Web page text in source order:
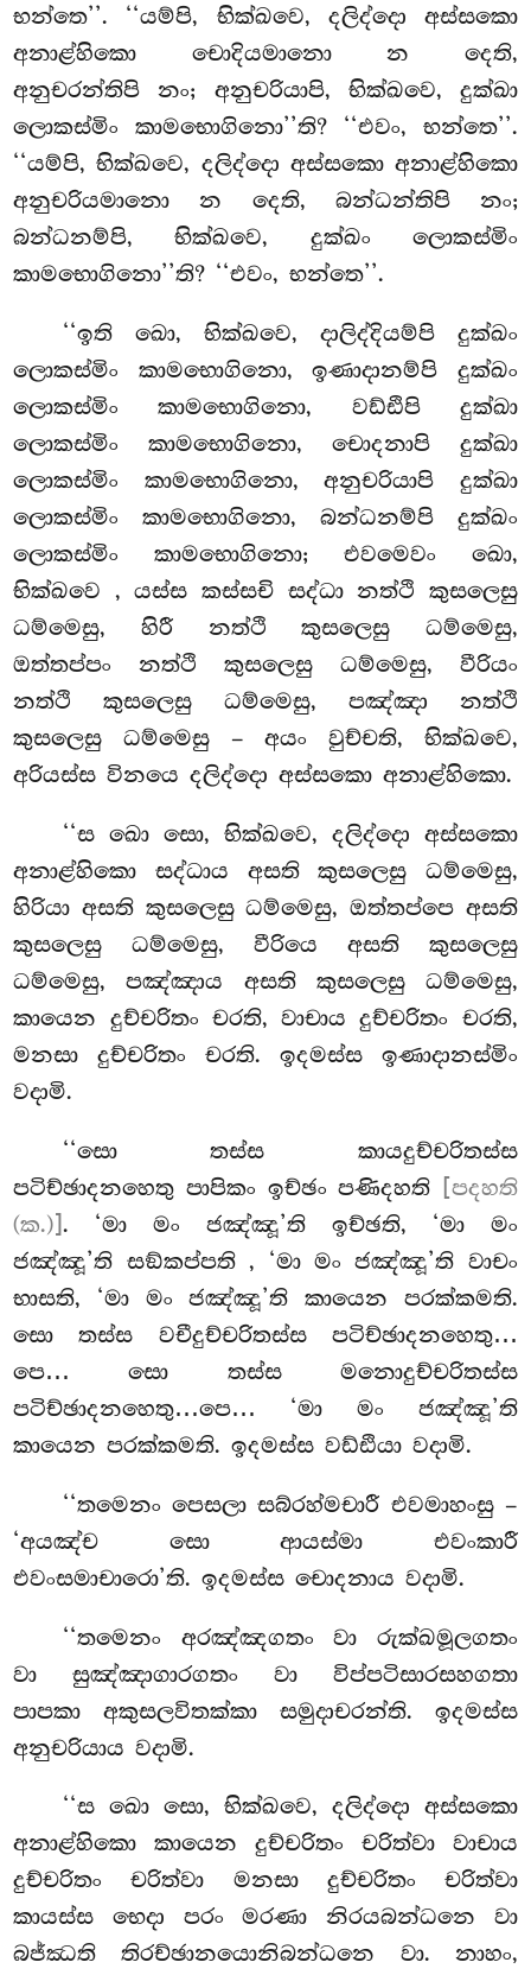
භන්තෙ’’. ‘‘යම්පි, භික්ඛවෙ, දලිද්දො අස්සකො
අනාළ්හිකො චොදියමානො න දෙති,
අනුචරන්තිපි නං; අනුචරියාපි, භික්ඛවෙ, දුක්ඛා
ලොකස්මිං කාමභොගිනො’’ති? ‘‘එවං, භන්තෙ’’.
‘‘යම්පි, භික්ඛවෙ, දලිද්දො අස්සකො අනාළ්හිකො
අනුචරියමානො න දෙති, බන්ධන්තිපි නං;
බන්ධනම්පි, භික්ඛවෙ, දුක්ඛං ලොකස්මිං
කාමභොගිනො’’ති? ‘‘එවං, භන්තෙ’’.
‘‘ඉති ඛො, භික්ඛවෙ, දාලිද්දියම්පි දුක්ඛං
ලොකස්මිං කාමභොගිනො, ඉණාදානම්පි දුක්ඛං
ලොකස්මිං කාමභොගිනො, වඩ්ඪිපි දුක්ඛා
ලොකස්මිං කාමභොගිනො, චොදනාපි දුක්ඛා
ලොකස්මිං කාමභොගිනො, අනුචරියාපි දුක්ඛා
ලොකස්මිං කාමභොගිනො, බන්ධනම්පි දුක්ඛං
ලොකස්මිං කාමභොගිනො; එවමෙවං ඛො,
භික්ඛවෙ , යස්ස කස්සචි සද්ධා නත්ථි කුසලෙසු
ධම්මෙසු, හිරී නත්ථි කුසලෙසු ධම්මෙසු,
ඔත්තප්පං නත්ථි කුසලෙසු ධම්මෙසු, වීරියං
නත්ථි කුසලෙසු ධම්මෙසු, පඤ්ඤා නත්ථි
කුසලෙසු ධම්මෙසු – අයං වුච්චති, භික්ඛවෙ,
අරියස්ස විනයෙ දලිද්දො අස්සකො අනාළ්හිකො.
‘‘ස ඛො සො, භික්ඛවෙ, දලිද්දො අස්සකො
අනාළ්හිකො සද්ධාය අසති කුසලෙසු ධම්මෙසු,
හිරියා අසති කුසලෙසු ධම්මෙසු, ඔත්තප්පෙ අසති
කුසලෙසු ධම්මෙසු, වීරියෙ අසති කුසලෙසු
ධම්මෙසු, පඤ්ඤාය අසති කුසලෙසු ධම්මෙසු,
කායෙන දුච්චරිතං චරති, වාචාය දුච්චරිතං චරති,
මනසා දුච්චරිතං චරති. ඉදමස්ස ඉණාදානස්මිං
වදාමි.
‘‘සො තස්ස කායදුච්චරිතස්ස
පටිච්ඡාදනහෙතු පාපිකං ඉච්ඡං පණිදහති
[පදහති
(ක.)]. ‘මා මං ජඤ්ඤූ’ති ඉච්ඡති, ‘මා මං
ජඤ්ඤූ’ති සඞ්කප්පති, ‘මා මං ජඤ්ඤූ’ති වාචං
භාසති, ‘මා මං ජඤ්ඤූ’ති කායෙන පරක්කමති.
සො තස්ස වචීදුච්චරිතස්ස පටිච්ඡාදනහෙතු…
පෙ… සො තස්ස මනොදුච්චරිතස්ස
පටිච්ඡාදනහෙතු…පෙ… ‘මා මං ජඤ්ඤූ’ති
කායෙන පරක්කමති. ඉදමස්ස වඩ්ඪියා වදාමි.
‘‘තමෙනං පෙසලා සබ්රහ්මචාරී එවමාහංසු –
‘අයඤ්ච සො ආයස්මා එවංකාරී
එවංසමාචාරො’ති. ඉදමස්ස චොදනාය වදාමි.
‘‘තමෙනං අරඤ්ඤගතං වා රුක්ඛමූලගතං
වා සුඤ්ඤාගාරගතං වා විප්පටිසාරසහගතා
පාපකා අකුසලවිතක්කා සමුදාචරන්ති. ඉදමස්ස
අනුචරියායවදාමි.
‘‘ස ඛො සො, භික්ඛවෙ, දලිද්දො අස්සකො
අනාළ්හිකො කායෙන දුච්චරිතං චරිත්වා වාචාය
දුච්චරිතං චරිත්වා මනසා දුච්චරිතං චරිත්වා
කායස්ස භෙදා පරං මරණා නිරයබන්ධනෙ වා
බජ්ඣති තිරච්ඡානයොනිබන්ධනෙ වා. නාහං,